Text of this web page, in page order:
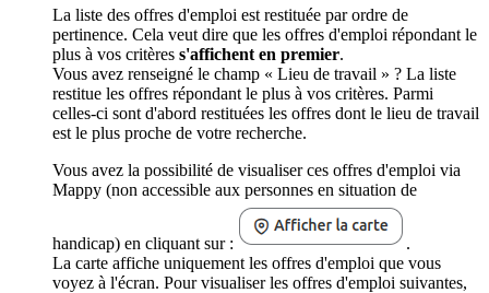
La liste des offres d'emploi est restituée par ordre de
pertinence. Cela veut dire que les offres d'emploi répondant le
plus à vos critères s'affichent en premier.
Vous avez renseigné le champ « Lieu de travail » ? La liste
restitue les offres répondant le plus à vos critères. Parmi
celles-ci sont d'abord restituées les offres dont le lieu de travail
est le plus proche de votre recherche.
Vous avez la possibilité de visualiser ces offres d'emploi via
Mappy (non accessible aux personnes en situation de
handicap) en cliquant sur :
.
La carte affiche uniquement les offres d'emploi que vous
voyez à l'écran. Pour visualiser les offres d'emploi suivantes,